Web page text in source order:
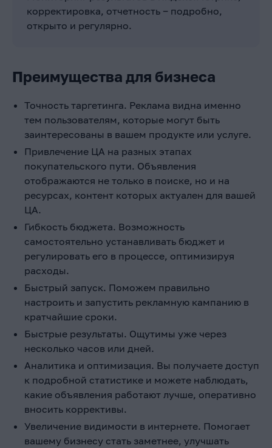
корректировка, отчетность ‒ подробно,
открыто и регулярно.
Преимущества для бизнеса
Точность таргетинга. Реклама видна именно
тем пользователям, которые могут быть
заинтересованы в вашем продукте или услуге.
Привлечение ЦА на разных этапах
покупательского пути. Объявления
отображаются не только в поиске, но и на
ресурсах, контент которых актуален для вашей
ЦА.
Гибкость бюджета. Возможность
самостоятельно устанавливать бюджет и
регулировать его в процессе, оптимизируя
расходы.
Быстрый запуск. Поможем правильно
настроить и запустить рекламную кампанию в
кратчайшие сроки.
Быстрые результаты. Ощутимы уже через
несколько часов или дней.
Аналитика и оптимизация. Вы получаете доступ
к подробной статистике и можете наблюдать,
какие объявления работают лучше, оперативно
вносить коррективы.
Увеличение видимости в интернете. Помогает
вашему бизнесу стать заметнее, улучшать